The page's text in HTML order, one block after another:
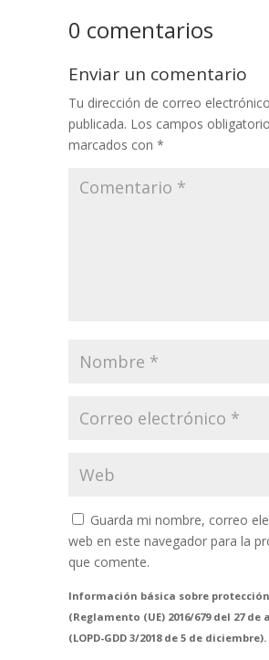
0 comentarios
Enviar un comentario
Tu dirección de correo
publicada. Los campos
marcados con *
Guarda mi nombre, correo
web en este navegador para la
que comente.
Información básica sobre
(Reglamento (UE) 2016/679 del 27 de
(LOPD-GDD 3/2018 de 5 de diciembre).